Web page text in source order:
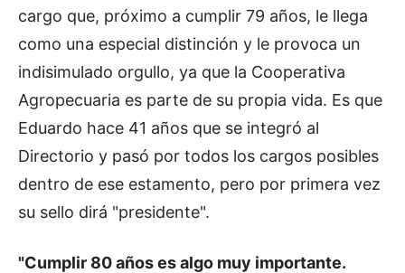
cargo que, próximo a cumplir 79 años, le llega
como una especial distinción y le provoca un
indisimulado orgullo, ya que la Cooperativa
Agropecuaria es parte de su propia vida. Es que
Eduardo hace 41 años que se integró al
Directorio y pasó por todos los cargos posibles
dentro de ese estamento, pero por primera vez
su sello dirá "presidente".
"Cumplir 80 años es algo muy importante.